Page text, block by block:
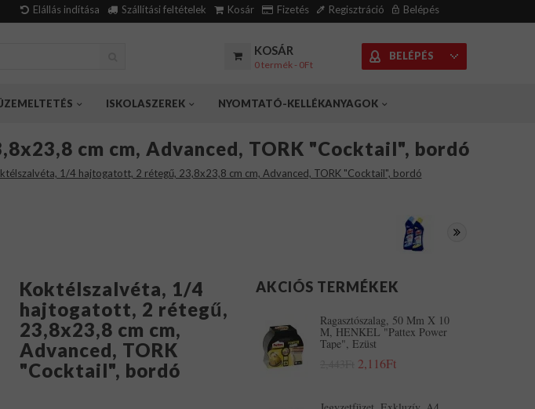
Elállás indítása Szállítási feltételek Kosár Fizetés Regisztráció Belépés
KOSÁR
0 termék - 0Ft
BELÉPÉS
ISKOLASZEREK NYOMTATÓ-KELLÉKANYAGOK
cm cm, Advanced, TORK "Cocktail", bordó
1/4 hajtogatott, 2 rétegű, 23,8x23,8 cm cm, Advanced, TORK "Cocktail", bordó
Koktélszalvéta, 1/4
hajtogatott, 2 rétegű,
23,8x23,8 cm cm,
Advanced, TORK
"Cocktail", bordó
AKCIÓS TERMÉKEK
Ragasztószalag, 50 Mm X 10
M, HENKEL "Pattex Power
Tape", Ezüst
2,116Ft